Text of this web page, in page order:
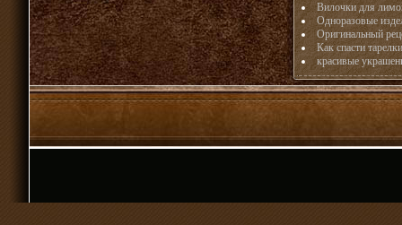
Вилочки для
Одноразовые
Оригинальный
Как спасти
красивые